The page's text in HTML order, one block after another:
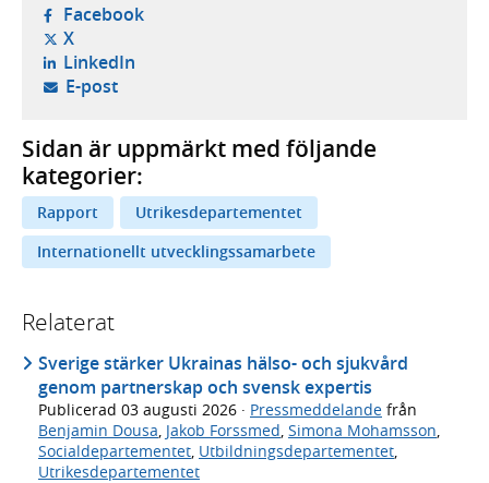
Facebook- öppnas i ny flik, extern webbplats,
X- öppnas i ny flik, extern webbplats,
LinkedIn- öppnas i ny flik, extern webbplats,
E-post- öppnar din e-postklient,
Sidan är uppmärkt med följande
kategorier:
Rapport
Utrikesdepartementet
Internationellt utvecklingssamarbete
Relaterat
Sverige stärker Ukrainas hälso- och sjukvård
genom partnerskap och svensk expertis
Publicerad 03 augusti 2026 · Pressmeddelande från
Benjamin Dousa, Jakob Forssmed, Simona Mohamsson,
Socialdepartementet, Utbildningsdepartementet,
Utrikesdepartementet